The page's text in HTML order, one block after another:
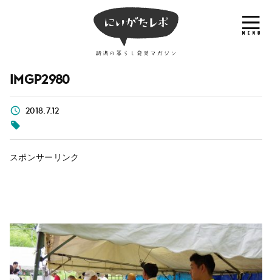
IMGP2980
2018.7.12
スポンサーリンク